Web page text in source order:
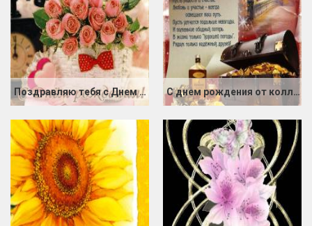
Поздравляю тебя с Днем Варенья! С днем рождения от коллектива